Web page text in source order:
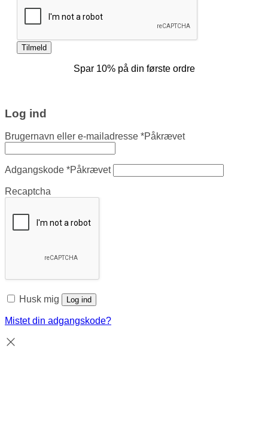
Tilmeld
Spar 10% på din første ordre
Log ind
Brugernavn eller e-mailadresse *Påkrævet
Adgangskode *Påkrævet
Recaptcha
Husk mig Log ind
Mistet din adgangskode?